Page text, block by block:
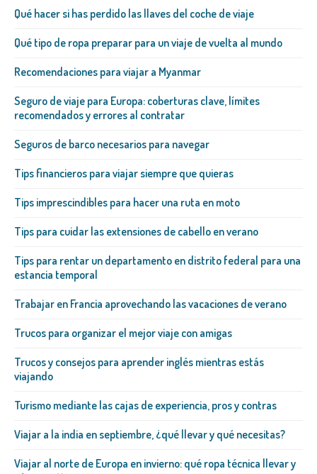
Qué hacer si has perdido las llaves del coche de viaje
Qué tipo de ropa preparar para un viaje de vuelta al mundo
Recomendaciones para viajar a Myanmar
Seguro de viaje para Europa: coberturas clave, límites
recomendados y errores al contratar
Seguros de barco necesarios para navegar
Tips financieros para viajar siempre que quieras
Tips imprescindibles para hacer una ruta en moto
Tips para cuidar las extensiones de cabello en verano
Tips para rentar un departamento en distrito federal para una
estancia temporal
Trabajar en Francia aprovechando las vacaciones de verano
Trucos para organizar el mejor viaje con amigas
Trucos y consejos para aprender inglés mientras estás
viajando
Turismo mediante las cajas de experiencia, pros y contras
Viajar a la india en septiembre, ¿qué llevar y qué necesitas?
Viajar al norte de Europa en invierno: qué ropa técnica llevar y